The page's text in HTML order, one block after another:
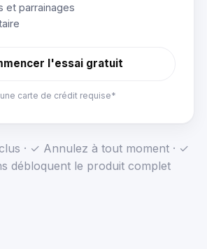
et parrainages
l'essai gratuit
carte de crédit requise*
· ✓ Annulez à tout moment · ✓
débloquent le produit complet